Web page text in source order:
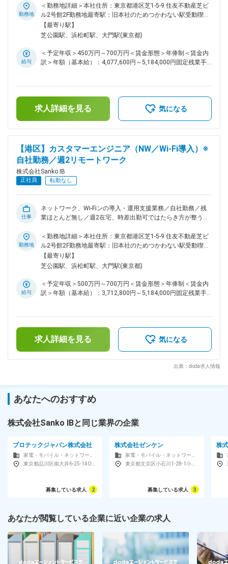
は、さまざまな運用データに直接アクセスし、分析し、行動す
ることができます。真にオープンなフレームワークである
Niagara 4は、先進的なビジュアライゼーションやセキュリテ
ィ、ナビゲーションツール検索ツールなどを標準実装してお
り、ユーザがIoTを最大限に活用できるよう、さまざまな機能
を提供します。 変更の範囲：会社の定める業務
ントシステムの法人営業をお任せします。 新規テレアポはな
く、既存顧客（代理店・パートナー）との関係構築と提案の深
耕がメインです。 具体的には、 ・代理店・顧客への製品説
明、見積対応、商談フォロー ・課題ヒアリング～導入に向け
案件対応 ・製品理解のためのIT・システム知識のインプット
【商材について】 ・当社のシステムは、設備の稼働状況を統
トビル化の推進により未来のデジタル社会を支える、やりがい
のある仕事です。 ・大型商業施設の通信設備導入も担当して
おり、営業としての大きな達成感を感じられます。 【このポ
ジションの魅力】 ■IT・テクノロジー領域に営業としてキャリ
センター分野で、将来性の高い商材を扱えます。 ■「売る」よ
り「考える」営業ができる 価格競争ではなく、システム導入
による運用改善・コスト削減の提案が中心。 ■未経験でも安心
の育成環境 IT知識ゼロ出身のメンバーも活躍中。段階的に理
解できる仕組みがあります。 ■働き方も柔軟 リモートを活用
しながら、自律的な働き方が可能です。 【導入事例】 ・日本
コン／サブコン） ・その他電力会社、鉄道、信号、貸倉庫
等 【組織構成】 配属先はマネージャー含め、20～30代のメン
提案段階から導入まで広くかかわることができ、また自律自走
することができます。そのため、主体性を持って営業したいと
いう方にはおすすめの求人です。 ・同社の始まりが輸入商社
であるため、同社しか取り扱っていない製品を多数持っていま
す。そのため、提案優位性があり、面白みのある営業ができま
す。 変更の範囲：会社の定める業務
勤務地
＜勤務地詳細＞本社住所：東京都港区芝1-5-9 住友不動産芝ビ
ル2号館2F勤務地最寄駅：旧本社のためつかわない駅受動喫煙
対策：敷地内全面禁煙変更の範囲：会社の定める事業所
【最寄り駅】
芝公園駅、浜松町駅、大門駅(東京都)
給与
＜予定年収＞450万円～700万円＜賃金形態＞年俸制＜賃金内
訳＞年額（基本給）：4,077,600円～5,184,000円固定残業手
有無＞有＜残業手当＞有＜給与補足＞予定年収はあくまでも目
安の金額であり、選考を通じて上下する可能性があります。■
賞与：業績好調の場合は支給される場合があります。賃金はあ
ります。月給(月額)は固定手当を含めた表記です。
求人詳細を見る 気になる
【港区】カスタマーエンジニア（NW／Wi-Fi導入）※
自社勤務／週2リモートワーク
株式会社Sanko IB
正社員 転勤なし
仕事
ネットワーク、Wi-Fiンの導入・運用支援業務／自社勤務／残
業ほとんど無し／週2在宅、時差出勤可ではたらき方が整う◎
からきた問い合わせを対応いただきます。対応はメール、電話
をメインに対応いただくため、本ポジションは自社勤務となり
ます。 1. 技術サポート・サポートデスク業務（初期メイン業
務）、無線LANアクセスポイントおよび関連ネットワーク機器
技術支援・提案サポート 代理店営業への技術的な支援・同
行 導入検討段階での技術相談、構成検討支援 代理店エン
成長、適性に応じて以下のような役割を担う可能性がございま
す。 ・無線LAN領域の主担当 ・現時点ではExtreme Networks
製PoEスイッチをメインとした技術専任 ・代理店向け技術教
い」と思われるような会社にはなりたくない、という思いが強
勤務地
＜勤務地詳細＞本社住所：東京都港区芝1-5-9 住友不動産芝ビ
ル2号館2F勤務地最寄駅：旧本社のためつかわない駅受動喫煙
対策：敷地内全面禁煙変更の範囲：会社の定める事業所
【最寄り駅】
芝公園駅、浜松町駅、大門駅(東京都)
給与
＜予定年収＞500万円～700万円＜賃金形態＞年俸制＜賃金内
訳＞年額（基本給）：3,712,800円～5,184,000円固定残業手
有無＞有＜残業手当＞有＜給与補足＞予定年収はあくまでも目
安の金額であり、選考を通じて上下する可能性があります。■
賞与：業績好調の場合は支給されることがあります。賃金はあ
ります。月給(月額)は固定手当を含めた表記です。
求人詳細を見る 気になる
出典：doda求人情報
あなたへのおすすめ
株式会社Sanko IBと同じ業界の企業
プロテックジャパン株式会社
募集している求人 2
株式会社ゼンケン
募集している求人 3
株
あなたが閲覧している企業に近い企業の求人